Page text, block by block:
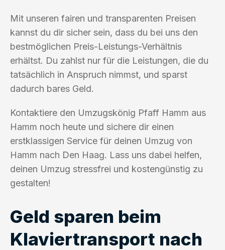
Mit unseren fairen und transparenten Preisen
kannst du dir sicher sein, dass du bei uns den
bestmöglichen Preis-Leistungs-Verhältnis
erhältst. Du zahlst nur für die Leistungen, die du
tatsächlich in Anspruch nimmst, und sparst
dadurch bares Geld.
Kontaktiere den Umzugskönig Pfaff Hamm aus
Hamm noch heute und sichere dir einen
erstklassigen Service für deinen Umzug von
Hamm nach Den Haag. Lass uns dabei helfen,
deinen Umzug stressfrei und kostengünstig zu
gestalten!
Geld sparen beim
Klaviertransport nach